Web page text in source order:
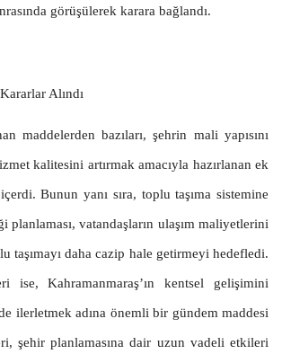
görüşülerek karara bağlandı.
Alındı
maddelerden bazıları, şehrin mali yapısını
kalitesini artırmak amacıyla hazırlanan ek
Bunun yanı sıra, toplu taşıma sistemine
planlaması, vatandaşların ulaşım maliyetlerini
taşımayı daha cazip hale getirmeyi hedefledi.
ise, Kahramanmaraş’ın kentsel gelişimini
ilerletmek adına önemli bir gündem maddesi
şehir planlamasına dair uzun vadeli etkileri